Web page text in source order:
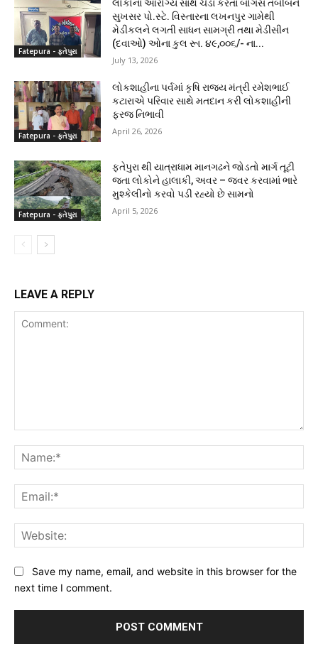
Fatepura - ફતેપુરા
લોકોના આરોગ્ય સાથે ચેડાં કરતા બોગસ તબીબને
સુખસર પો.સ્ટે. વિસ્તારના લખનપુર ગામેથી
મેડીકલને લગતી સાધન સામગ્રી તથા મેડીસીન
(દવાઓ) ઓના કુલ રૂા. ૪૯,૦૦૬/- ના...
July 13, 2026
Fatepura - ફતેપુરા
લોકશાહીના પર્વમાં કૃષિ રાજ્ય મંત્રી રમેશભાઈ
કટારાએ પરિવાર સાથે મતદાન કરી લોકશાહીની
ફરજ નિભાવી
April 26, 2026
Fatepura - ફતેપુરા
ફતેપુરા થી યાત્રાધામ માનગઢને જોડતો માર્ગ તૂટી
જતા લોકોને હાલાકી, અવર – જવર કરવામાં ભારે
મુશ્કેલીનો કરવો પડી રહ્યો છે સામનો
April 5, 2026
LEAVE A REPLY
Save my name, email, and website in this browser for the
next time I comment.